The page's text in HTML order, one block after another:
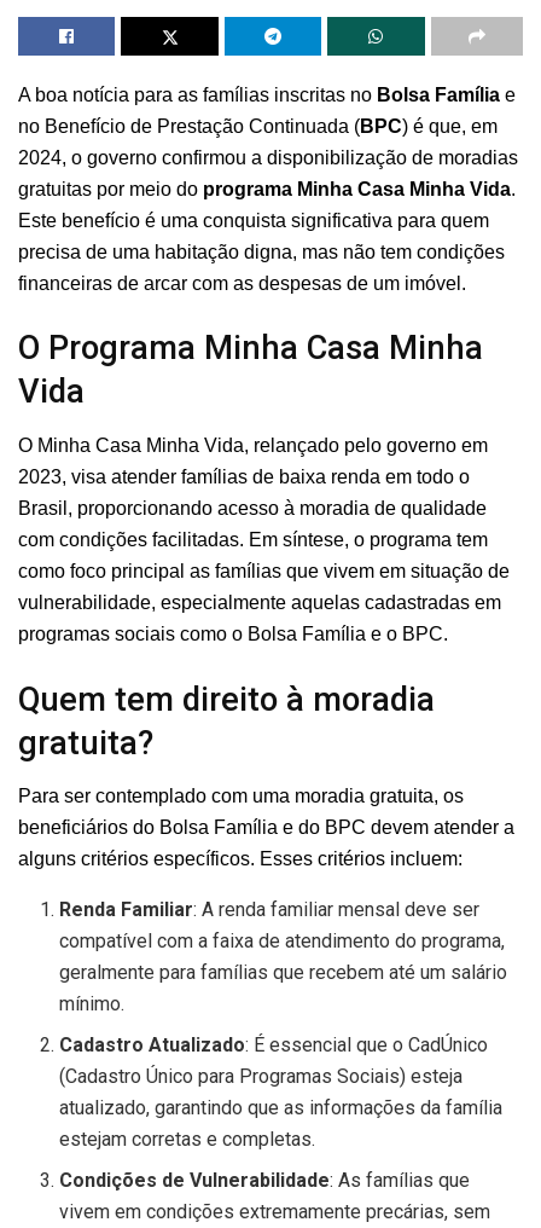
A boa notícia para as famílias inscritas no Bolsa Família e
no Benefício de Prestação Continuada (BPC) é que, em
2024, o governo confirmou a disponibilização de moradias
gratuitas por meio do programa Minha Casa Minha Vida.
Este benefício é uma conquista significativa para quem
precisa de uma habitação digna, mas não tem condições
financeiras de arcar com as despesas de um imóvel.
O Programa Minha Casa Minha
Vida
O Minha Casa Minha Vida, relançado pelo governo em
2023, visa atender famílias de baixa renda em todo o
Brasil, proporcionando acesso à moradia de qualidade
com condições facilitadas. Em síntese, o programa tem
como foco principal as famílias que vivem em situação de
vulnerabilidade, especialmente aquelas cadastradas em
programas sociais como o Bolsa Família e o BPC.
Quem tem direito à moradia
gratuita?
Para ser contemplado com uma moradia gratuita, os
beneficiários do Bolsa Família e do BPC devem atender a
alguns critérios específicos. Esses critérios incluem:
Renda Familiar: A renda familiar mensal deve ser
compatível com a faixa de atendimento do programa,
geralmente para famílias que recebem até um salário
mínimo.
Cadastro Atualizado: É essencial que o CadÚnico
(Cadastro Único para Programas Sociais) esteja
atualizado, garantindo que as informações da família
estejam corretas e completas.
Condições de Vulnerabilidade: As famílias que
vivem em condições extremamente precárias, sem